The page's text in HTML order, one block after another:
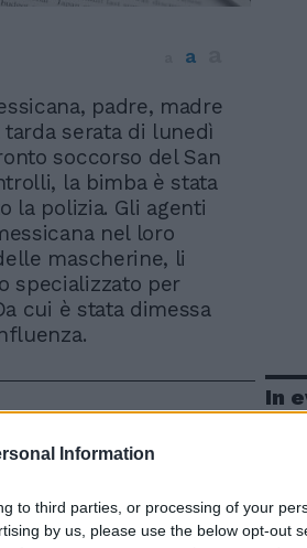
Information
to third parties, or processing of your
by us, please use the below opt-out
a
padre, madre
serata di lunedì
soccorso del San
la bimba è stata
la polizia. Gli agenti
nel loro
mascherine, li
specializzato per
cui è stata dimessa
In